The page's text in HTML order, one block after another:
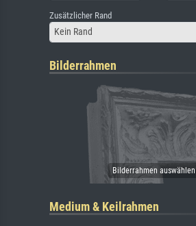
Zusätzlicher Rand
Kein Rand
Bilderrahmen
Medium & Keilrahmen